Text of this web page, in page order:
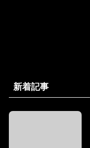
新着記事